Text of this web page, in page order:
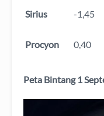
Sirius -1,45
Procyon 0,40
Peta Bintang 1